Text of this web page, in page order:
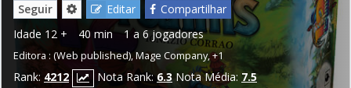
Seguir Editar
Compartilhar
Idade 12 + 40 min 1 a 6 jogadores
Editora : (Web published),Mage Company,+1
Rank: 4212 Nota Rank: 6.3 Nota Média: 7.5